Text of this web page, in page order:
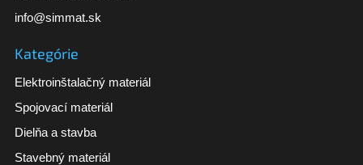
info@simmat.sk
Kategórie
Elektroinštalačný materiál
Spojovací materiál
Dielňa a stavba
Stavebný materiál